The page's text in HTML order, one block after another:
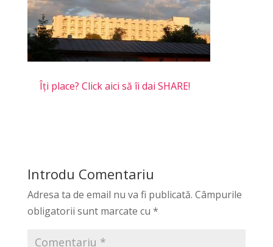
Îți place? Click aici să îi dai SHARE!
Introdu Comentariu
Adresa ta de email nu va fi publicată. Câmpurile
obligatorii sunt marcate cu *